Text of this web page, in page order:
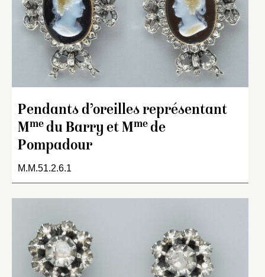
Pendants d’oreilles représentant
Mmedu Barry et Mmede
Pompadour
M.M.51.2.6.1